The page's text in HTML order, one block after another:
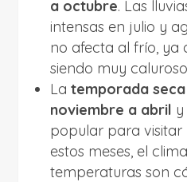
a octubre. Las
intensas en julio y
no afecta al frío, ya
siendo muy
La temporada seca
noviembre a abril
popular para visitar
estos meses, el
temperaturas son